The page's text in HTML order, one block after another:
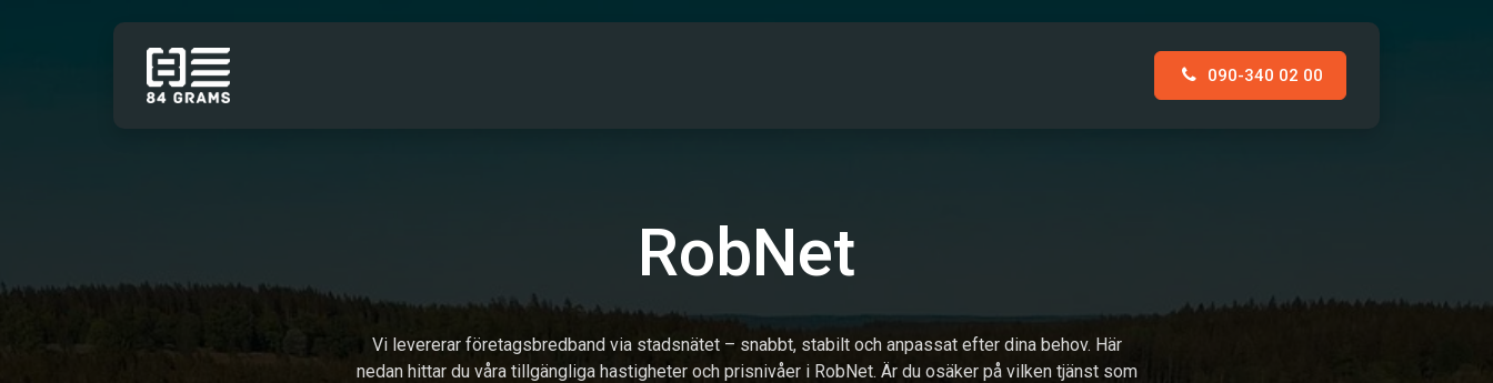
090-340 02 00
RobNet
Vi levererar företagsbredband via stadsnätet – snabbt, stabilt och anpassat efter dina behov. Här
nedan hittar du våra tillgängliga hastigheter och prisnivåer i RobNet. Är du osäker på vilken tjänst som